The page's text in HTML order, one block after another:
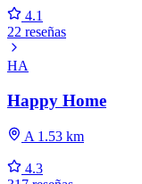
4.1
22 reseñas
HA
Happy Home
A 1.53 km
4.3